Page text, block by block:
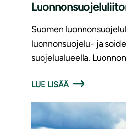
Suomen
luonnonsuojelu- ja
suojelualueella.
LUE LISÄÄ